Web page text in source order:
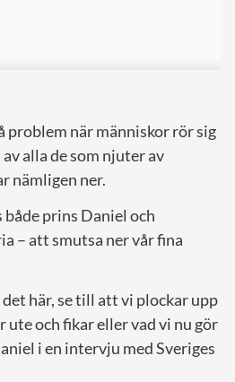
problem när människor rör sig
alla de som njuter av
nämligen ner.
både prins Daniel och
– att smutsa ner vår fina
här, se till att vi plockar upp
ute och fikar eller vad vi nu gör
i en intervju med Sveriges